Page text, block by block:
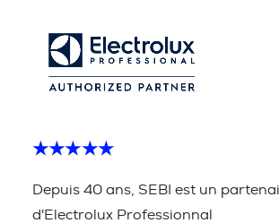
★★★★★
Depuis 40 ans, SEBI est un
d'Electrolux Professionnal